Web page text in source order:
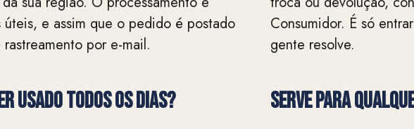
e assim que o pedido é postado
por e-mail.
usado todos os dias?
Consumidor. É só
gente resolve.
Serve para